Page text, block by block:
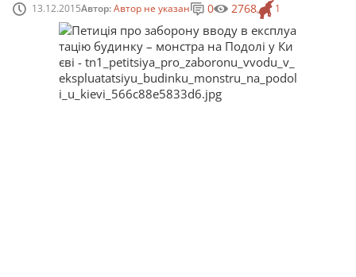
13.12.2015Автор:Автор не указан 1
0 2768